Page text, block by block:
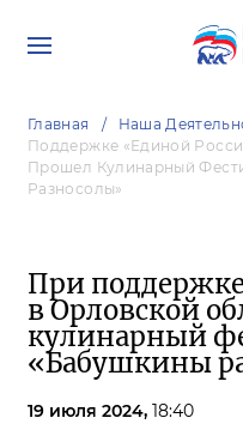
Главная Наша
Поддержке «Единой
Прошел Кулинарный
Разносолы»
При
в Орловской
кулинарный
«Бабушкины
19 июля 2024, 18:40